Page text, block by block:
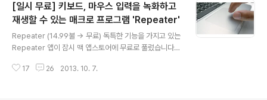
매 방식이 기존과는 조금 상이합니다. 가격이 딱 고정되어
있는 것이 아니라 매일 1불씩 야금야금 증가하는 방식입니
다. 오늘은 35불, 내일은 36불, 내일 모레는 37불... 최대
50불까지. 따라서 오늘 구매하시는 분들이 번들 패키지를
가장 저렴하게 구매하는 격입니다. 원래 시가 3천불에 육
박하는 번들이라고 하는데, 다른 구성품은 차치하더라도
[일시 무료] 키보드, 마우스 입력을 녹화하고
재생할 수 있는 매크로 프로그램 'Repeater'
Repeater (14.99불 → 무료) 독특한 기능을 가지고 있는
Repeater 앱이 잠시 맥 앱스토어에 무료로 풀렸습니다.
든 키보드, 마우스(또는 트랙패드) 조작을 기록해놨다가 필
17 26 2013. 10. 7.